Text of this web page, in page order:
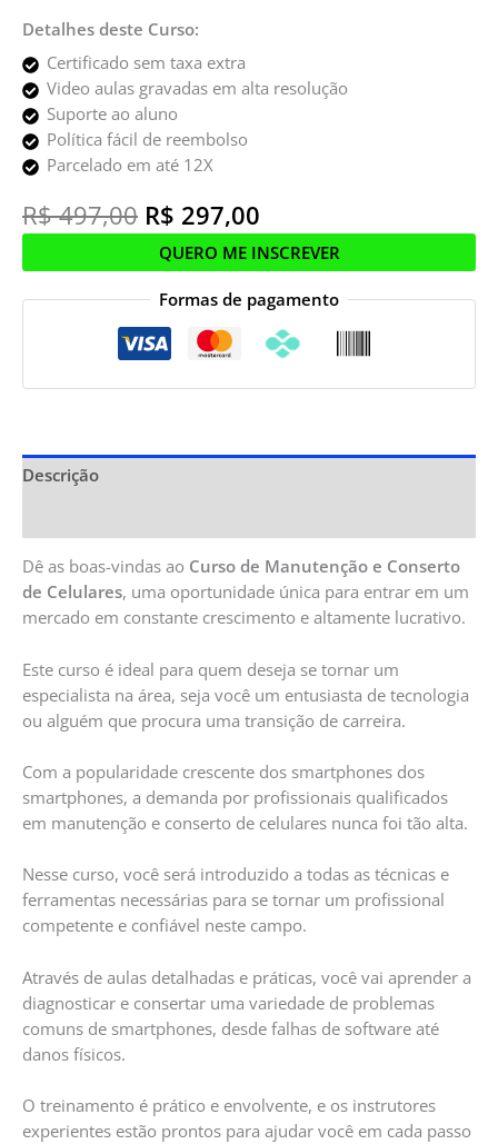
Detalhes deste Curso:
Certificado sem taxa extra
Video aulas gravadas em alta resolução
Suporte ao aluno
Política fácil de reembolso
Parcelado em até 12X
R$497,00 R$ 297,00
QUERO ME INSCREVER
Formas de pagamento
Descrição
Dê as boas-vindas ao Curso de Manutenção e Conserto
de Celulares, uma oportunidade única para entrar em um
mercado em constante crescimento e altamente lucrativo.
Este curso é ideal para quem deseja se tornar um
especialista na área, seja você um entusiasta de tecnologia
ou alguém que procura uma transição de carreira.
Com a popularidade crescente dos smartphones dos
smartphones, a demanda por profissionais qualificados
em manutenção e conserto de celulares nunca foi tão alta.
Nesse curso, você será introduzido a todas as técnicas e
ferramentas necessárias para se tornar um profissional
competente e confiável neste campo.
Através de aulas detalhadas e práticas, você vai aprender a
diagnosticar e consertar uma variedade de problemas
comuns de smartphones, desde falhas de software até
danos físicos.
O treinamento é prático e envolvente, e os instrutores
experientes estão prontos para ajudar você em cada passo